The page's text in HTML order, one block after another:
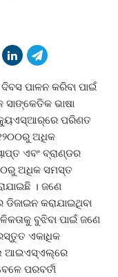
ପାଳନ କରିବା ପାଇଁ
ଭାଷା
କ୍ୟୁଏସ୍‌ଆର୍‌ରେ ପରିଣତ
ଅଧିକ
ଏବଂ ବ୍ରାଣ୍ଡର
ଅଧିକ ସମସ୍ତ
। ଜଣେ
ଡିଜାଇନ କରାଯାଇଥିବା
ବୁଝିବା ପାଇଁ ଜଣେ
ଏକାଧିକ
ଆଇଏସ୍‌ଏଲ୍‌ରେ
ପରବର୍ତୀ